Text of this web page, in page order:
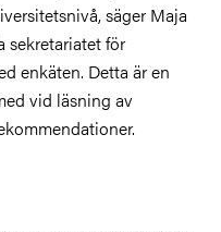
säger Maja
sekretariatet för
enkäten. Detta är en
vid läsning av